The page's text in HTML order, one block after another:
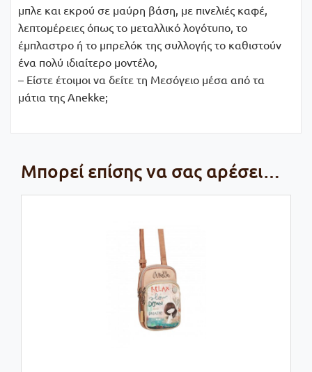
μπλε και εκρού σε μαύρη βάση, με πινελιές καφέ,
λεπτομέρειες όπως το μεταλλικό λογότυπο, το
έμπλαστρο ή το μπρελόκ της συλλογής το καθιστούν
ένα πολύ ιδιαίτερο μοντέλο,
– Είστε έτοιμοι να δείτε τη Μεσόγειο μέσα από τα
μάτια της Anekke;
Μπορεί επίσης να σας αρέσει…